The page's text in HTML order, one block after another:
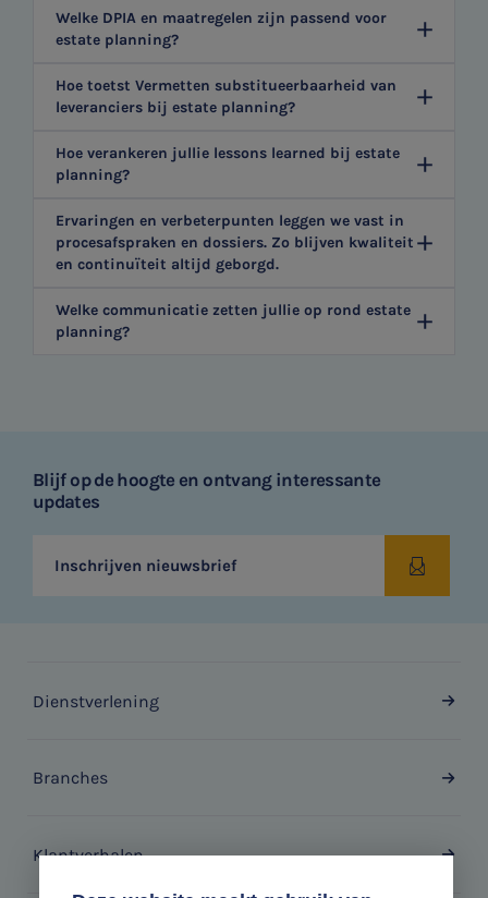
Welke DPIA en maatregelen zijn passend voor
estate planning?
Hoe toetst Vermetten substitueerbaarheid van
leveranciers bij estate planning?
Hoe verankeren jullie lessons learned bij estate
planning?
Ervaringen en verbeterpunten leggen we vast in
procesafspraken en dossiers. Zo blijven kwaliteit
en continuïteit altijd geborgd.
Welke communicatie zetten jullie op rond estate
planning?
Blijf op de hoogte en ontvang interessante
updates
Inschrijven nieuwsbrief
Dienstverlening
Branches
Klantverhalen